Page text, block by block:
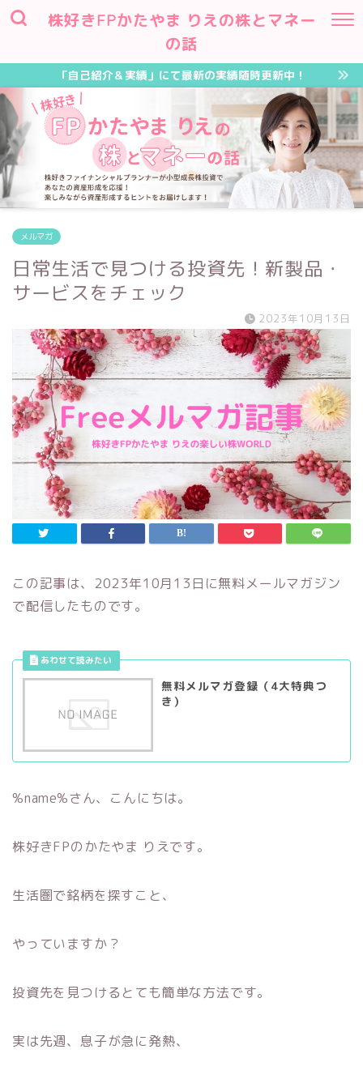
株好きFPかたやま りえの株とマネー
の話
「自己紹介＆実績」にて最新の実績随時更新中！
メルマガ
日常生活で見つける投資先！新製品・
サービスをチェック
2023年10月13日
この記事は、2023年10月13日に無料メールマガジン
で配信したものです。
無料メルマガ登録（4大特典つ
き）
%name%さん、こんにちは。
株好きFPのかたやま りえです。
生活圏で銘柄を探すこと、
やっていますか？
投資先を見つけるとても簡単な方法です。
実は先週、息子が急に発熱、